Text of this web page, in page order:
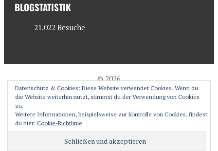
BLOGSTATISTIK
21.022 Besuche
© 2026
antjesoasis.com
Datenschutz & Cookies: Diese Website verwendet Cookies. Wenn du
die Website weiterhin nutzt, stimmst du der Verwendung von Cookies
zu.
Weitere Informationen, beispielsweise zur Kontrolle von Cookies, findest
du hier: Cookie-Richtlinie